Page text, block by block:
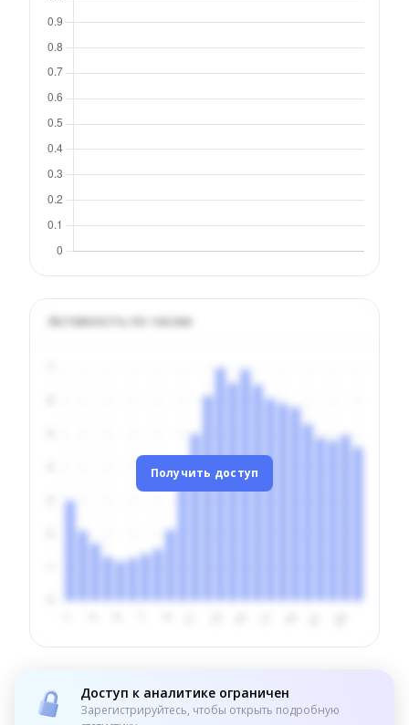
Активность по часам
Получить доступ
Доступ к аналитике ограничен
Зарегистрируйтесь, чтобы открыть подробную